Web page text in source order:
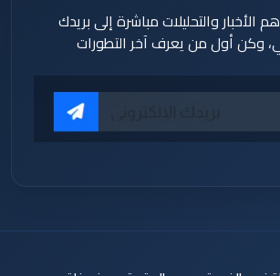
الأخبار والتحليلات مباشرة إلى بريدك
وكن أول من يعرف آخر التطورات